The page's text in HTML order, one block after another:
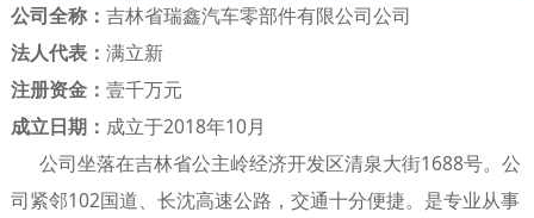
公司全称： 吉林省瑞鑫汽车零部件有限公司公司
法人代表： 满立新
注册资金： 壹千万元
成立日期： 成立于2018年10月
公司坐落在吉林省公主岭经济开发区清泉大街1688号。公
司紧邻102国道、长沈高速公路，交通十分便捷。是专业从事